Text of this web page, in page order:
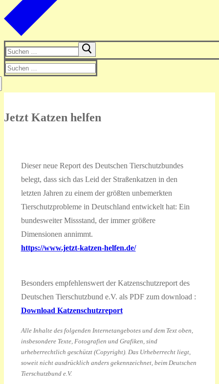
Suchen
nach:
Suchen
Jetzt Katzen helfen
Dieser neue Report des Deutschen Tierschutzbundes
belegt, dass sich das Leid der Straßenkatzen in den
letzten Jahren zu einem der größten unbemerkten
Tierschutzprobleme in Deutschland entwickelt hat: Ein
bundesweiter Missstand, der immer größere
Dimensionen annimmt.
https://www.jetzt-katzen-helfen.de/
Besonders empfehlenswert der Katzenschutzreport des
Deutschen Tierschutzbund e.V. als PDF zum download :
Download Katzenschutzreport
Alle Inhalte des folgenden Internetangebotes und dem Text oben,
insbesondere Texte, Fotografien und Grafiken, sind
urheberrechtlich geschützt (Copyright). Das Urheberrecht liegt,
soweit nicht ausdrücklich anders gekennzeichnet, beim Deutschen
Tierschutzbund e.V.